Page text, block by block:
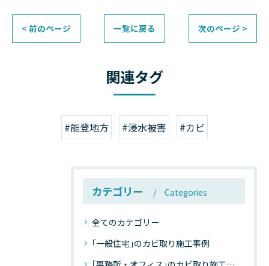
< 前のページ 一覧に戻る 次のページ >
関連タグ
#能登地方 #浸水被害 #カビ
カテゴリー Categories
全てのカテゴリー
｢一般住宅｣のカビ取り施工事例